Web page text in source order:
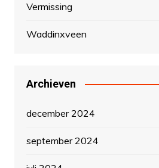
Vermissing
Waddinxveen
Archieven
december 2024
september 2024